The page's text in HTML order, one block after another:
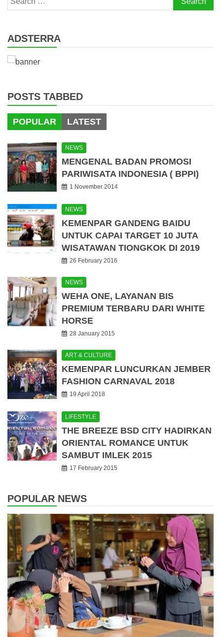
for:
ADSTERRA
POSTS TABBED
POPULAR LATEST
NEWS
MENGENAL BADAN PROMOSI
PARIWISATA INDONESIA ( BPPI)
1 November 2014
NEWS
KEMENPAR GANDENG BAIDU
UNTUK CAPAI TARGET 10 JUTA
WISATAWAN TIONGKOK DI 2019
26 February 2016
NEWS
WEHA ONE, LAYANAN BIS
PREMIUM TERBARU DARI WHITE
HORSE
28 January 2015
ART & CULTURE
KEMENPAR LUNCURKAN JEMBER
FASHION CARNAVAL 2018
19 April 2018
LIFESTYLE
THE BREEZE BSD CITY HADIRKAN
ORIENTAL ROMANCE UNTUK
SAMBUT IMLEK 2015
17 February 2015
POPULAR NEWS